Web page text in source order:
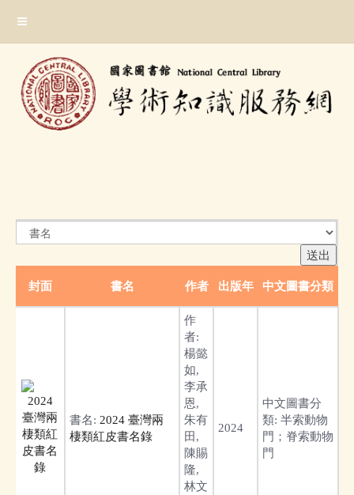
主
封面 書名 作者 出版年 中文圖書分類
書名: 2024 臺灣兩
棲類紅皮書名錄
作
者:
楊懿
如,
李承
恩,
朱有
田,
陳賜
隆,
林文
2024
中文圖書分
類: 半索動物
門；脊索動物
門